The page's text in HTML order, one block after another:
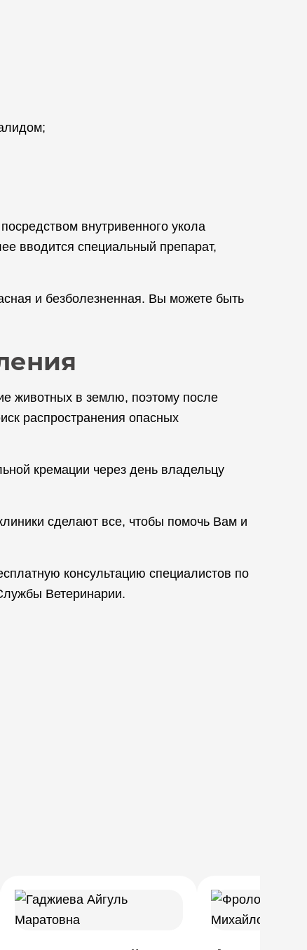
внутривенного укола
вводится специальный препарат,
и безболезненная. Вы можете быть
животных в землю, поэтому после
распространения опасных
кремации через день владельцу
сделают все, чтобы помочь Вам и
консультацию специалистов по
Ветеринарии.